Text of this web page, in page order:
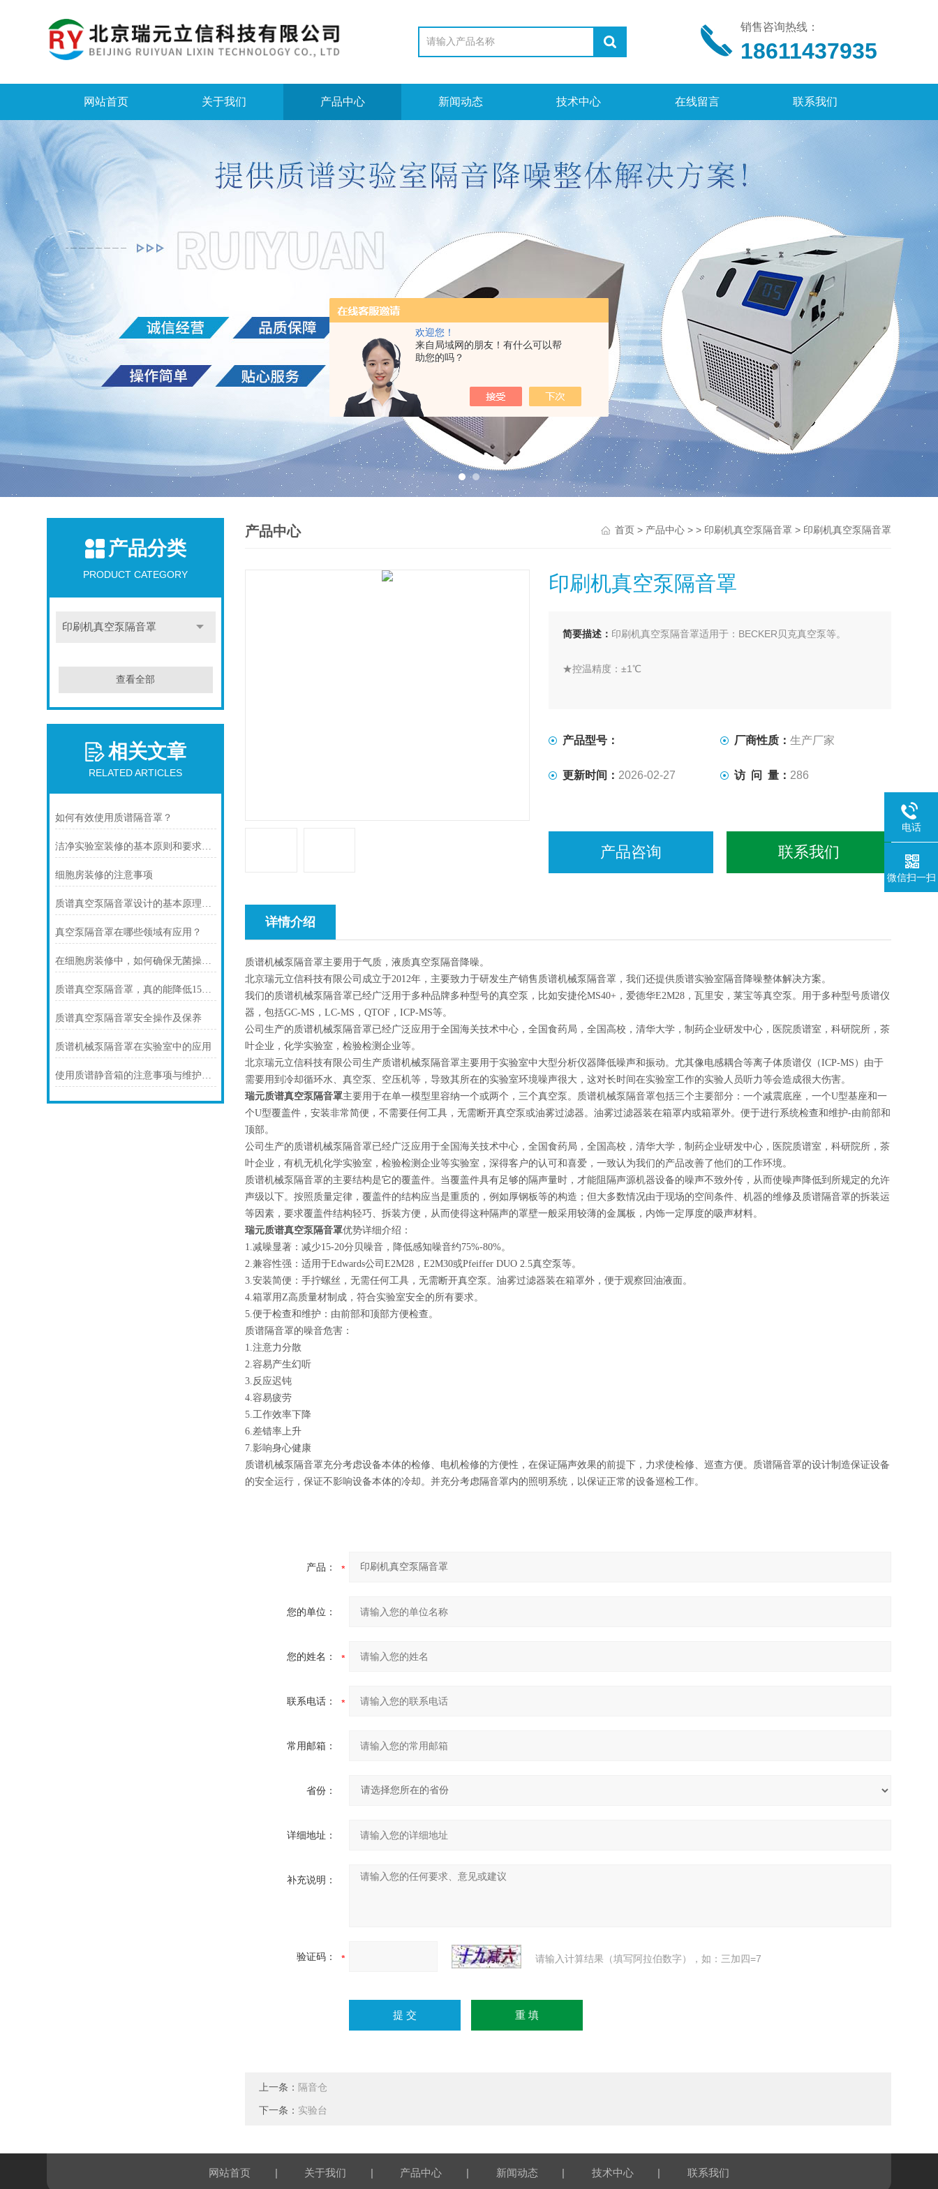
欢迎您！
来自局域网的朋友！有什么可以帮
助您的吗？
销售咨询热线：
18611437935
网站首页 关于我们 产品中心 新闻动态 技术中心 在线留言 联系我们
产品分类
PRODUCT CATEGORY
印刷机真空泵隔音罩
查看全部
相关文章
RELATED ARTICLES
如何有效使用质谱隔音罩？
洁净实验室装修的基本原则和要求有哪些？
细胞房装修的注意事项
质谱真空泵隔音罩设计的基本原理是什么？
真空泵隔音罩在哪些领域有应用？
在细胞房装修中，如何确保无菌操作环境的建立？
质谱真空泵隔音罩，真的能降低15分贝吗？
质谱真空泵隔音罩安全操作及保养
质谱机械泵隔音罩在实验室中的应用
使用质谱静音箱的注意事项与维护指南
产品中心 首页> 产品中心> > 印刷机真空泵隔音罩 > 印刷机真空泵隔音罩
印刷机真空泵隔音罩
简要描述： 印刷机真空泵隔音罩适用于：BECKER贝克真空泵等。
★控温精度：±1℃
★降噪效果明显
★超温高音报警
★智能发送报警短信
★专用高效隔音材料
此印刷机真空泵隔音罩质保1年。
产品型号： 厂商性质： 生产厂家
更新时间： 2026-02-27 访 问 量： 286
产品咨询 联系我们
详情介绍
质谱机械泵隔音罩主要用于气质，液质真空泵隔音降噪。
北京瑞元立信科技有限公司成立于2012年，主要致力于研发生产销售质谱机械泵隔音罩，我们还提供质谱实验室隔音降噪整体解决方案。
我们的质谱机械泵隔音罩已经广泛用于多种品牌多种型号的真空泵，比如安捷伦MS40+，爱德华E2M28，瓦里安，莱宝等真空泵。用于多种型号质谱仪
器，包括GC-MS，LC-MS，QTOF，ICP-MS等。
公司生产的质谱机械泵隔音罩已经广泛应用于全国海关技术中心，全国食药局，全国高校，清华大学，制药企业研发中心，医院质谱室，科研院所，茶
叶企业，化学实验室，检验检测企业等。
北京瑞元立信科技有限公司生产质谱机械泵隔音罩主要用于实验室中大型分析仪器降低噪声和振动。尤其像电感耦合等离子体质谱仪（ICP-MS）由于
需要用到冷却循环水、真空泵、空压机等，导致其所在的实验室环境噪声很大，这对长时间在实验室工作的实验人员听力等会造成很大伤害。
瑞元质谱真空泵隔音罩主要用于在单一模型里容纳一个或两个，三个真空泵。质谱机械泵隔音罩包括三个主要部分：一个减震底座，一个U型基座和一
个U型覆盖件，安装非常简便，不需要任何工具，无需断开真空泵或油雾过滤器。油雾过滤器装在箱罩内或箱罩外。便于进行系统检查和维护-由前部和
顶部。
公司生产的质谱机械泵隔音罩已经广泛应用于全国海关技术中心，全国食药局，全国高校，清华大学，制药企业研发中心，医院质谱室，科研院所，茶
叶企业，有机无机化学实验室，检验检测企业等实验室，深得客户的认可和喜爱，一致认为我们的产品改善了他们的工作环境。
质谱机械泵隔音罩的主要结构是它的覆盖件。当覆盖件具有足够的隔声量时，才能阻隔声源机器设备的噪声不致外传，从而使噪声降低到所规定的允许
声级以下。按照质量定律，覆盖件的结构应当是重质的，例如厚钢板等的构造；但大多数情况由于现场的空间条件、机器的维修及质谱隔音罩的拆装运
等因素，要求覆盖件结构轻巧、拆装方便，从而使得这种隔声的罩壁一般采用较薄的金属板，内饰一定厚度的吸声材料。
瑞元质谱真空泵隔音罩优势详细介绍：
1.减噪显著：减少15-20分贝噪音，降低感知噪音约75%-80%。
2.兼容性强：适用于Edwards公司E2M28，E2M30或Pfeiffer DUO 2.5真空泵等。
3.安装简便：手拧螺丝，无需任何工具，无需断开真空泵。油雾过滤器装在箱罩外，便于观察回油液面。
4.箱罩用Z高质量材制成，符合实验室安全的所有要求。
5.便于检查和维护：由前部和顶部方便检查。
质谱隔音罩的噪音危害：
1.注意力分散
2.容易产生幻听
3.反应迟钝
4.容易疲劳
5.工作效率下降
6.差错率上升
7.影响身心健康
质谱机械泵隔音罩充分考虑设备本体的检修、电机检修的方便性，在保证隔声效果的前提下，力求使检修、巡查方便。质谱隔音罩的设计制造保证设备
的安全运行，保证不影响设备本体的冷却。并充分考虑隔音罩内的照明系统，以保证正常的设备巡检工作。
产品：
您的单位：
您的姓名：
联系电话：
常用邮箱：
省份：
详细地址：
补充说明：
验证码： 请输入计算结果（填写阿拉伯数字），如：三加四=7
上一条： 隔音仓
下一条： 实验台
网站首页 | 关于我们 | 产品中心 | 新闻动态 | 技术中心 | 联系我们
电话
微信扫一扫